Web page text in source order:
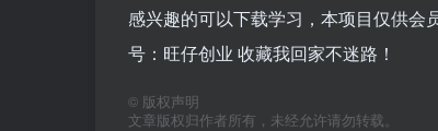
感兴趣的可以下载学习，本项目仅供
号：旺仔创业 收藏我回家不迷路！
© 版权声明
文章版权归作者所有，未经允许请勿转载。